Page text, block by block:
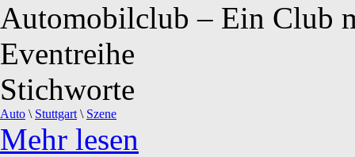
Automobilclub – Ein Club
Eventreihe
Stichworte
Auto \ Stuttgart \ Szene
Mehr lesen